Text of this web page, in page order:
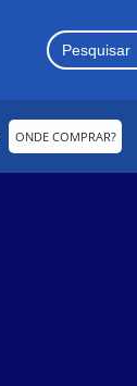
Search
for:
ONDE COMPRAR?